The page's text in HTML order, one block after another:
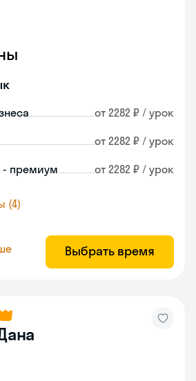
от 2282 ₽ / урок
от 2282 ₽ / урок
премиум от 2282 ₽ / урок
(4)
Выбрать время